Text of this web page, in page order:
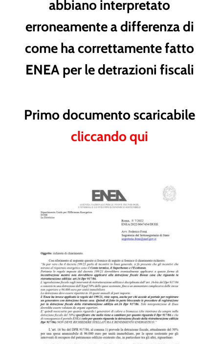
abbiano interpretato
erroneamente a differenza di
come ha correttamente fatto
ENEA per le detrazioni fiscali
Primo documento scaricabile
cliccando qui